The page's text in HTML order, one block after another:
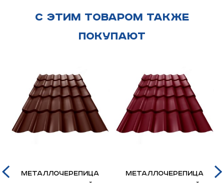
С этим товаром также
покупают
Металлочерепица
Металлочерепица